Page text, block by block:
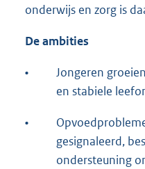
onderwijs en zorg is
De ambities
•
Jongeren
en stabiele
•
gesignaleerd,
ondersteuning